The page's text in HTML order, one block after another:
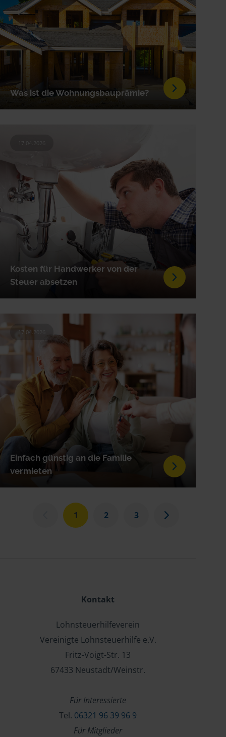
Was ist die Wohnungsbauprämie?
Kosten für Handwerker von der
Steuer absetzen
17.04.2026
Einfach günstig an die Familie
vermieten
17.04.2026
1 2 3
Kontakt
Lohnsteuerhilfeverein
Vereinigte Lohnsteuerhilfe e.V.
Fritz-Voigt-Str. 13
67433 Neustadt/Weinstr.
Für Interessierte
Tel. 06321 96 39 96 9
Für Mitglieder